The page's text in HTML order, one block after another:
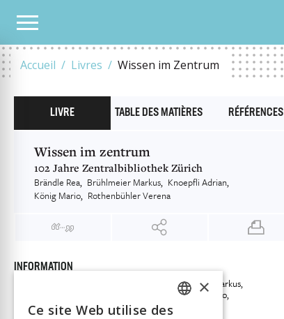
Accueil Livres Wissen im Zentrum
NOTRE CATALOGUE
LIVRE TABLE DES MATIÈRES RÉFÉRENCES
Wissen im zentrum
102 Jahre Zentralbibliothek Zürich
Brändle Rea Brühlmeier Markus Knoepfli Adrian
König Mario Rothenbühler Verena
INFORMATION
Brühlmeier Markus
König Mario
Rothenbühler Verena
×
Ce site Web utilise des